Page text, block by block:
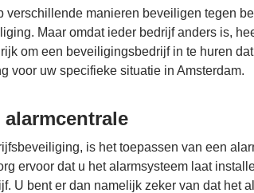
verschillende manieren beveiligen tegen
Maar omdat ieder bedrijf anders is,
om een beveiligingsbedrijf in te huren
voor uw specifieke situatie in Amsterdam.
is het toepassen van een
ervoor dat u het alarmsysteem laat
U bent er dan namelijk zeker van dat het